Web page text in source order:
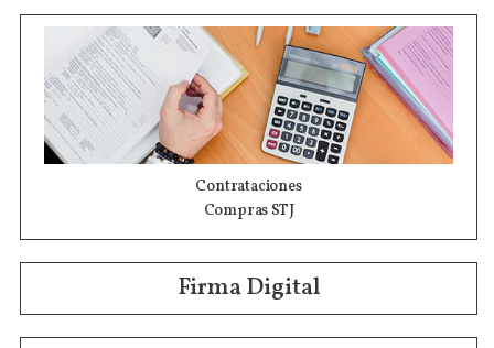
Contrataciones
Compras STJ
Firma Digital